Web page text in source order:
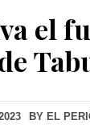
el
BY EL